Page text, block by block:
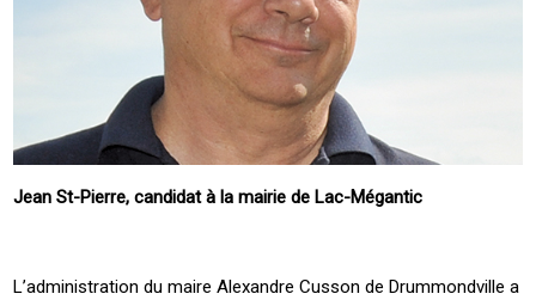
Jean St-Pierre, candidat à la mairie de Lac-Mégantic
L’administration du maire Alexandre Cusson de Drummondville a